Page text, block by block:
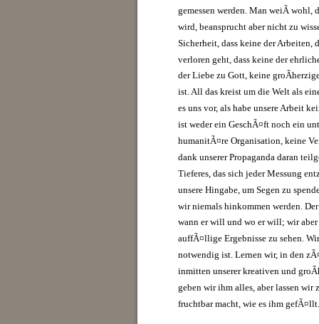
gemessen werden. Man weiÃ wohl,
wird, beansprucht aber nicht zu
Sicherheit, dass keine der Arbeiten,
verloren geht, dass keine der
der Liebe zu Gott, keine
ist. All das kreist um die Welt als
es uns vor, als habe unsere Arbeit
ist weder ein GeschÃ¤ft noch ein
humanitÃ¤re Organisation, keine
dank unserer Propaganda daran
Tieferes, das sich jeder Messung
unsere Hingabe, um Segen zu
wir niemals hinkommen werden.
wann er will und wo er will; wir aber
auffÃ¤llige Ergebnisse zu sehen.
notwendig ist. Lernen wir, in den
inmitten unserer kreativen und
geben wir ihm alles, aber lassen wir
fruchtbar macht, wie es ihm gefÃ¤llt.